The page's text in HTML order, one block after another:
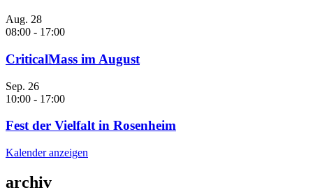
Aug. 28
08:00 - 17:00
CriticalMass im August
Sep. 26
10:00 - 17:00
Fest der Vielfalt in Rosenheim
Kalender anzeigen
archiv